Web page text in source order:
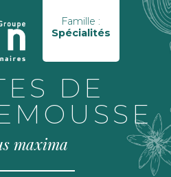
Famille :
Spécialités
DE
maxima